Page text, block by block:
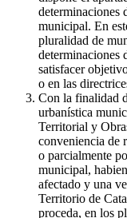
determinaciones
municipal. En
pluralidad de
determinaciones
satisfacer
o en las
Con la finalidad
urbanística
Territorial y
conveniencia de
o parcialmente
municipal,
afectado y una
Territorio de
proceda, en los